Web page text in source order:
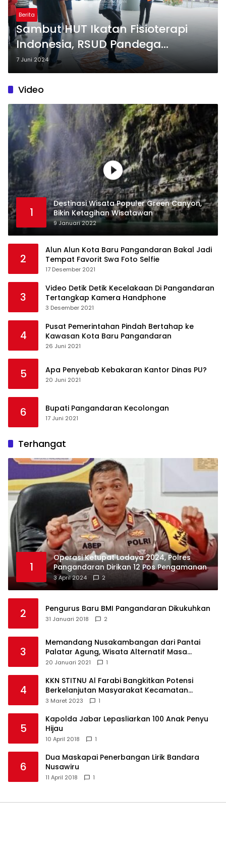
Berita
Sambut HUT Ikatan Fisioterapi
Indonesia, RSUD Pandega
Pangandaran gelar OMEGA
7 Juni 2024
Video
1
Destinasi Wisata Populer Green Canyon,
Bikin Ketagihan Wisatawan
9 Januari 2022
2
Alun Alun Kota Baru Pangandaran Bakal Jadi
Tempat Favorit Swa Foto Selfie
17 Desember 2021
3
Video Detik Detik Kecelakaan Di Pangandaran
Tertangkap Kamera Handphone
3 Desember 2021
4
Pusat Pemerintahan Pindah Bertahap ke
Kawasan Kota Baru Pangandaran
26 Juni 2021
5 Apa Penyebab Kebakaran Kantor Dinas PU?
20 Juni 2021
6 Bupati Pangandaran Kecolongan
17 Juni 2021
Terhangat
1
Operasi Ketupat Lodaya 2024, Polres
Pangandaran Dirikan 12 Pos Pengamanan
3 April 2024 2
2 Pengurus Baru BMI Pangandaran Dikukuhkan
31 Januari 2018 2
3
Memandang Nusakambangan dari Pantai
Palatar Agung, Wisata Alternatif Masa
Pandemi
20 Januari 2021 1
4
KKN STITNU Al Farabi Bangkitkan Potensi
Berkelanjutan Masyarakat Kecamatan
Langkaplancar
3 Maret 2023 1
5
Kapolda Jabar Lepasliarkan 100 Anak Penyu
Hijau
10 April 2018 1
6
Dua Maskapai Penerbangan Lirik Bandara
Nusawiru
11 April 2018 1